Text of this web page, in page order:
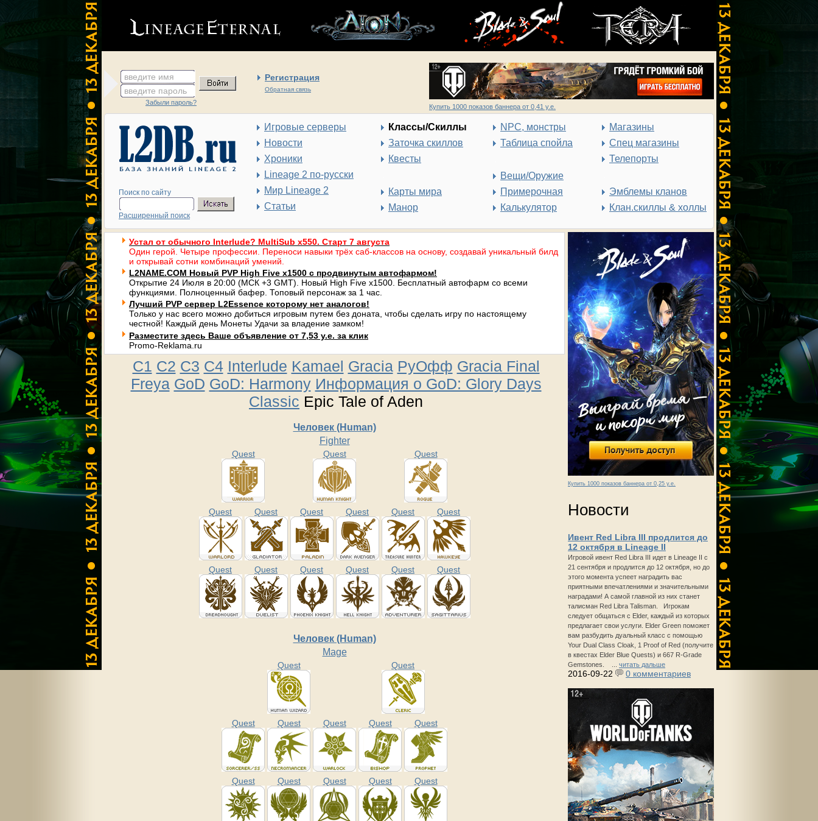
введите имя Регистрация
Обратная связь
введите пароль
Забыли пароль?
Купить 1000 показов баннера от 0,41 у.е.
Поиск по сайту
Расширенный поиск
Игровые серверы
Новости
Хроники
Lineage 2 по-русски
Мир Lineage 2
Статьи
Классы/Скиллы
Заточка скиллов
Квесты
Карты мира
Манор
NPC, монстры
Таблица спойла
Вещи/Оружие
Примерочная
Калькулятор
Магазины
Спец магазины
Телепорты
Эмблемы кланов
Клан.скиллы & холлы
Купить 1000 показов баннера от 0,25 у.е.
Новости
Ивент Red Libra III продлится до
12 октября в Lineage II
Игровой ивент Red Libra III идет в Lineage II с
21 сентября и продлится до 12 октября, но до
этого момента успеет наградить вас
приятными впечатлениями и значительными
наградами! А самой главной из них станет
талисман Red Libra Talisman. Игрокам
следует общаться с Elder, каждый из которых
предлагает свои услуги. Elder Green поможет
вам разбудить дуальный класс с помощью
Your Dual Class Cloak, 1 Proof of Red (получите
в квестах Elder Blue Quests) и 667 R-Grade
Gemstones. ... читать дальше
2016-09-22 0 комментариев
Устал от обычного Interlude? MultiSub x550. Старт 7 августа
Один герой. Четыре профессии. Переноси навыки трёх саб-классов на основу, создавай уникальный билд
и открывай сотни комбинаций умений.
L2NAME.COM Новый PVP High Five x1500 с продвинутым автофармом!
Открытие 24 Июля в 20:00 (МСК +3 GMT). Новый High Five x1500. Бесплатный автофарм со всеми
функциями. Полноценный бафер. Топовый персонаж за 1 час.
Лучший PVP сервер L2Essence которому нет аналогов!
Только у нас всего можно добиться игровым путем без доната, чтобы сделать игру по настоящему
честной! Каждый день Монеты Удачи за владение замком!
Разместите здесь Ваше объявление от 7,53 у.е. за клик
Promo-Reklama.ru
C1 C2 C3 C4 Interlude Kamael Gracia РуОфф Gracia Final
Freya GoD GoD: Harmony Информация о GoD: Glory Days
Classic Epic Tale of Aden
Человек (Human)
Fighter
Quest Quest Quest
Quest Quest Quest Quest Quest Quest
Quest Quest Quest Quest Quest Quest
Человек (Human)
Mage
Quest Quest
Quest Quest Quest Quest Quest
Quest Quest Quest Quest Quest